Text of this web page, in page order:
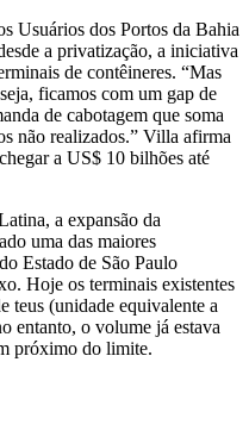
Usuários dos Portos da Bahia
a privatização, a iniciativa
de contêineres. “Mas
ficamos com um gap de
de cabotagem que soma
não realizados.” Villa afirma
a US$ 10 bilhões até
a expansão da
uma das maiores
Estado de São Paulo
Hoje os terminais existentes
teus (unidade equivalente a
entanto, o volume já estava
próximo do limite.